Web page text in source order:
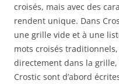
croisés, mais avec des
rendent unique. Dans
une grille vide et à une
mots croisés
directement dans la grille,
Crostic sont d’abord